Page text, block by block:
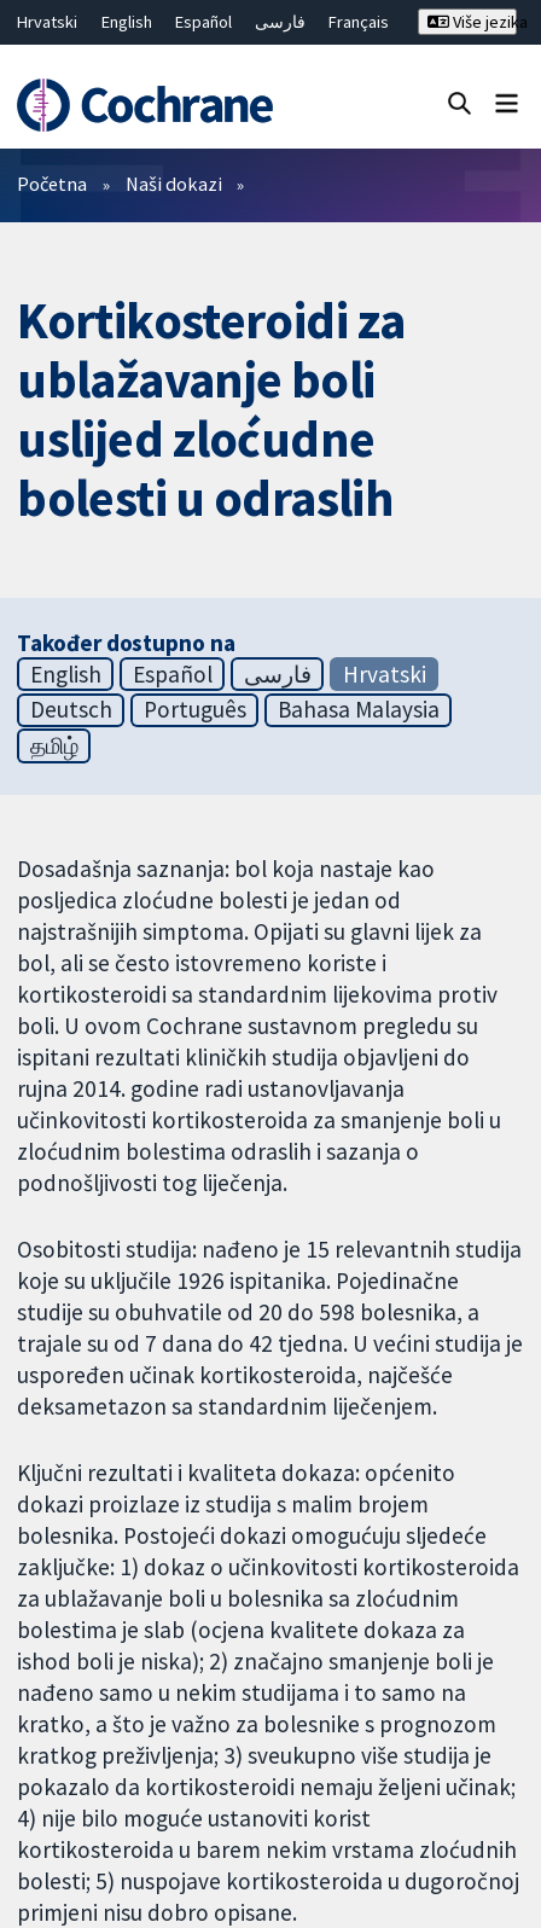
Hrvatski English Español فارسی
Français
繁體中文
简体中文
Više jezika
Prečistači
Početna Naši dokazi
Kortikosteroidi za
ublažavanje boli
uslijed zloćudne
bolesti u odraslih
Također dostupno na
English
Español فارسی
Hrvatski
Deutsch
Português
Bahasa Malaysia
தமிழ்
Dosadašnja saznanja: bol koja nastaje kao
posljedica zloćudne bolesti je jedan od
najstrašnijih simptoma. Opijati su glavni lijek za
bol, ali se često istovremeno koriste i
kortikosteroidi sa standardnim lijekovima protiv
boli. U ovom Cochrane sustavnom pregledu su
ispitani rezultati kliničkih studija objavljeni do
rujna 2014. godine radi ustanovljavanja
učinkovitosti kortikosteroida za smanjenje boli u
zloćudnim bolestima odraslih i sazanja o
podnošljivosti tog liječenja.
Osobitosti studija: nađeno je 15 relevantnih studija
koje su uključile 1926 ispitanika. Pojedinačne
studije su obuhvatile od 20 do 598 bolesnika, a
trajale su od 7 dana do 42 tjedna. U većini studija je
uspoređen učinak kortikosteroida, najčešće
deksametazon sa standardnim liječenjem.
Ključni rezultati i kvaliteta dokaza: općenito
dokazi proizlaze iz studija s malim brojem
bolesnika. Postojeći dokazi omogućuju sljedeće
zaključke: 1) dokaz o učinkovitosti kortikosteroida
za ublažavanje boli u bolesnika sa zloćudnim
bolestima je slab (ocjena kvalitete dokaza za
ishod boli je niska); 2) značajno smanjenje boli je
nađeno samo u nekim studijama i to samo na
kratko, a što je važno za bolesnike s prognozom
kratkog preživljenja; 3) sveukupno više studija je
pokazalo da kortikosteroidi nemaju željeni učinak;
4) nije bilo moguće ustanoviti korist
kortikosteroida u barem nekim vrstama zloćudnih
bolesti; 5) nuspojave kortikosteroida u dugoročnoj
primjeni nisu dobro opisane.